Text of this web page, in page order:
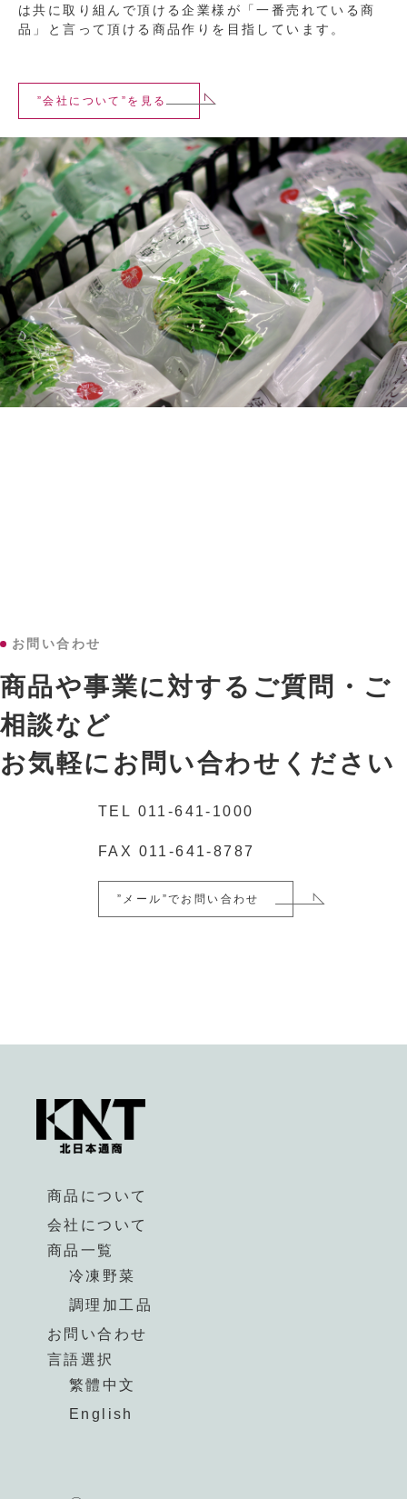
は共に取り組んで頂ける企業様が「一番売れている商
品」と言って頂ける商品作りを目指しています。
”会社について”を見る
お問い合わせ
商品や事業に対するご質問・ご
相談など
お気軽にお問い合わせください
TEL 011-641-1000
FAX 011-641-8787
”メール”でお問い合わせ
商品について
会社について
商品一覧
冷凍野菜
調理加工品
お問い合わせ
言語選択
繁體中文
English